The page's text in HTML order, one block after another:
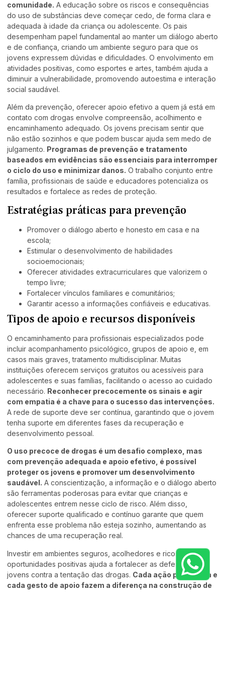
comunidade. A educação sobre os riscos e consequências
do uso de substâncias deve começar cedo, de forma clara e
adequada à idade da criança ou adolescente. Os pais
desempenham papel fundamental ao manter um diálogo aberto
e de confiança, criando um ambiente seguro para que os
jovens expressem dúvidas e dificuldades. O envolvimento em
atividades positivas, como esportes e artes, também ajuda a
diminuir a vulnerabilidade, promovendo autoestima e interação
social saudável.
Além da prevenção, oferecer apoio efetivo a quem já está em
contato com drogas envolve compreensão, acolhimento e
encaminhamento adequado. Os jovens precisam sentir que
não estão sozinhos e que podem buscar ajuda sem medo de
julgamento. Programas de prevenção e tratamento
baseados em evidências são essenciais para interromper
o ciclo do uso e minimizar danos. O trabalho conjunto entre
família, profissionais de saúde e educadores potencializa os
resultados e fortalece as redes de proteção.
Estratégias práticas para prevenção
Promover o diálogo aberto e honesto em casa e na
escola;
Estimular o desenvolvimento de habilidades
socioemocionais;
Oferecer atividades extracurriculares que valorizem o
tempo livre;
Fortalecer vínculos familiares e comunitários;
Garantir acesso a informações confiáveis e educativas.
Tipos de apoio e recursos disponíveis
O encaminhamento para profissionais especializados pode
incluir acompanhamento psicológico, grupos de apoio e, em
casos mais graves, tratamento multidisciplinar. Muitas
instituições oferecem serviços gratuitos ou acessíveis para
adolescentes e suas famílias, facilitando o acesso ao cuidado
necessário. Reconhecer precocemente os sinais e agir
com empatia é a chave para o sucesso das intervenções.
A rede de suporte deve ser contínua, garantindo que o jovem
tenha suporte em diferentes fases da recuperação e
desenvolvimento pessoal.
O uso precoce de drogas é um desafio complexo, mas
com prevenção adequada e apoio efetivo, é possível
proteger os jovens e promover um desenvolvimento
saudável. A conscientização, a informação e o diálogo aberto
são ferramentas poderosas para evitar que crianças e
adolescentes entrem nesse ciclo de risco. Além disso,
oferecer suporte qualificado e contínuo garante que quem
enfrenta esse problema não esteja sozinho, aumentando as
chances de uma recuperação real.
Investir em ambientes seguros, acolhedores e ricos em
oportunidades positivas ajuda a fortalecer as defesas dos
jovens contra a tentação das drogas. Cada ação preventiva e
cada gesto de apoio fazem a diferença na construção de